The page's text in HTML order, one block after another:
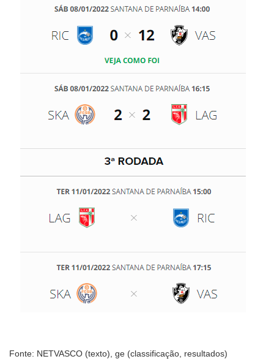
Fonte: NETVASCO (texto), ge (classificação, resultados)